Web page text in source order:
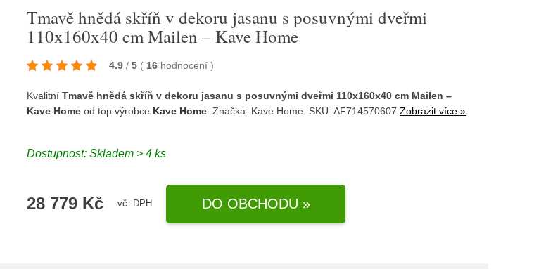
Tmavě hnědá skříň v dekoru jasanu s posuvnými dveřmi
110x160x40 cm Mailen – Kave Home
4.9 / 5 ( 16 hodnocení)
KvalitníTmavě hnědá skříň v dekoru jasanu s posuvnými dveřmi 110x160x40 cm Mailen –
Kave Home od top výrobce Kave Home . Značka: Kave Home . SKU: AF714570607Zobrazit více »
Dostupnost:Skladem > 4 ks
28 779 Kč vč. DPH DO OBCHODU »